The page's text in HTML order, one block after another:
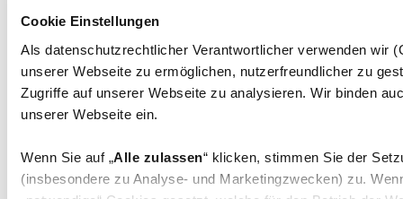
Cookie Einstellungen
Als datenschutzrechtlicher Verantwortlicher verwenden wir
unserer Webseite zu ermöglichen, nutzerfreundlicher zu
Zugriffe auf unserer Webseite zu analysieren. Wir binden
unserer Webseite ein.
Wenn Sie auf „Alle zulassen“ klicken, stimmen Sie der
(insbesondere zu Analyse- und Marketingzwecken) zu.
Faszien- und Massagerollen
Weitere Rehabilitationshilfen
Taschen & Rucksäcke
Essenstaschen und Meal-Prep-Zubehör
Sporttaschen
Zubehör nach Aktivität
Laufen
Kampfsport